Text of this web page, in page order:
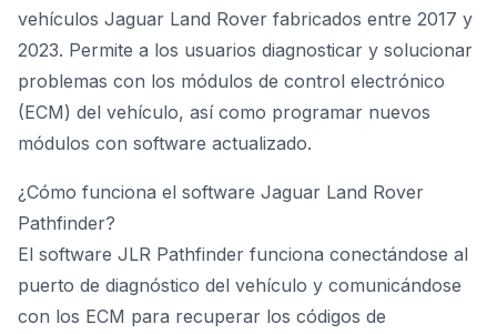
vehículos Jaguar Land Rover fabricados entre 2017 y
2023. Permite a los usuarios diagnosticar y solucionar
problemas con los módulos de control electrónico
(ECM) del vehículo, así como programar nuevos
módulos con software actualizado.
¿Cómo funciona el software Jaguar Land Rover
Pathfinder?
El software JLR Pathfinder funciona conectándose al
puerto de diagnóstico del vehículo y comunicándose
con los ECM para recuperar los códigos de